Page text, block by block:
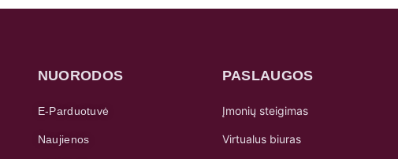
NUORODOS
E-Parduotuvė
Naujienos
PASLAUGOS
Įmonių steigimas
Virtualus biuras